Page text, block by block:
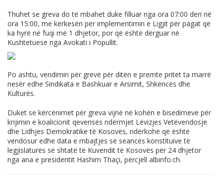
Thuhet se greva do të mbahet duke filluar nga ora 07:00 deri në
ora 15:00, me kërkesën për implementimin e Ligjit për pagat që
ka hyrë në fuqi më 1 dhjetor, por që është dërguar në
Kushtetuese nga Avokati i Popullit.
Po ashtu, vendimin për grevë për ditën e premte pritet ta marrë
nesër edhe Sindikata e Bashkuar e Arsimit, Shkencës dhe
Kulturës.
Duket se kërcënimet për greva vijnë në kohën e bisedimeve për
krijimin e koalicionit qeverisës ndërmjet Lëvizjes Vetëvendosje
dhe Lidhjes Demokratike të Kosovës, ndërkohë që është
vendosur edhe data e mbajtjes së seancës konstituive të
legjislaturës së shtatë të Kuvendit të Kosovës për 24 dhjetor
nga ana e presidentit Hashim Thaçi, përcjell albinfo.ch.